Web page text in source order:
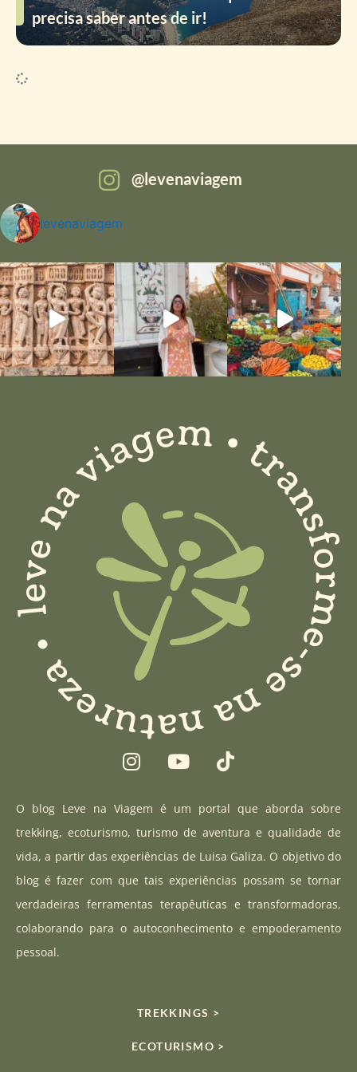
precisa saber antes de ir!
levenaviagem
levenaviagem
I
n
t
a
g
a
m
Y
o
t
u
b
T
i
t
o
k
O blog Leve na Viagem é um portal que aborda sobre
trekking, ecoturismo, turismo de aventura e qualidade de
vida, a partir das experiências de Luisa Galiza. O objetivo do
blog é fazer com que tais experiências possam se tornar
verdadeiras ferramentas terapêuticas e transformadoras,
colaborando para o autoconhecimento e empoderamento
pessoal.
TREKKINGS >
ECOTURISMO >